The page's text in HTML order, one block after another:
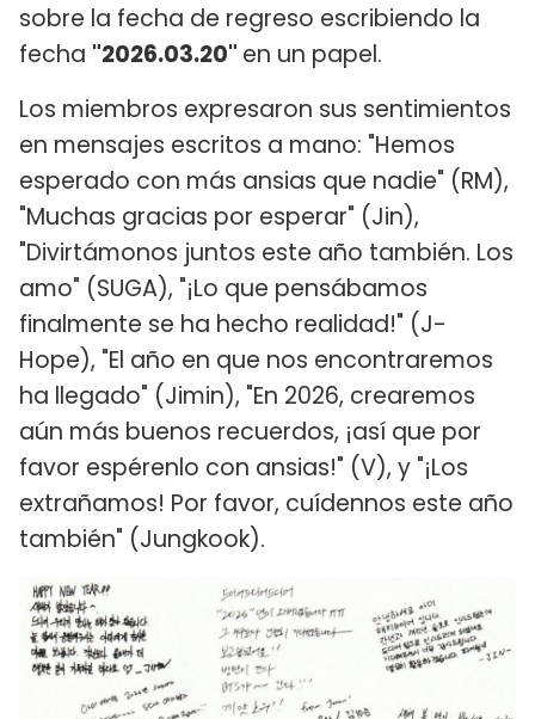
sobre la fecha de regreso escribiendo la
fecha "2026.03.20" en un papel.
Los miembros expresaron sus sentimientos
en mensajes escritos a mano: "Hemos
esperado con más ansias que nadie" (RM),
"Muchas gracias por esperar" (Jin),
"Divirtámonos juntos este año también. Los
amo" (SUGA), "¡Lo que pensábamos
finalmente se ha hecho realidad!" (J-
Hope), "El año en que nos encontraremos
ha llegado" (Jimin), "En 2026, crearemos
aún más buenos recuerdos, ¡así que por
favor espérenlo con ansias!" (V), y "¡Los
extrañamos! Por favor, cuídennos este año
también" (Jungkook).